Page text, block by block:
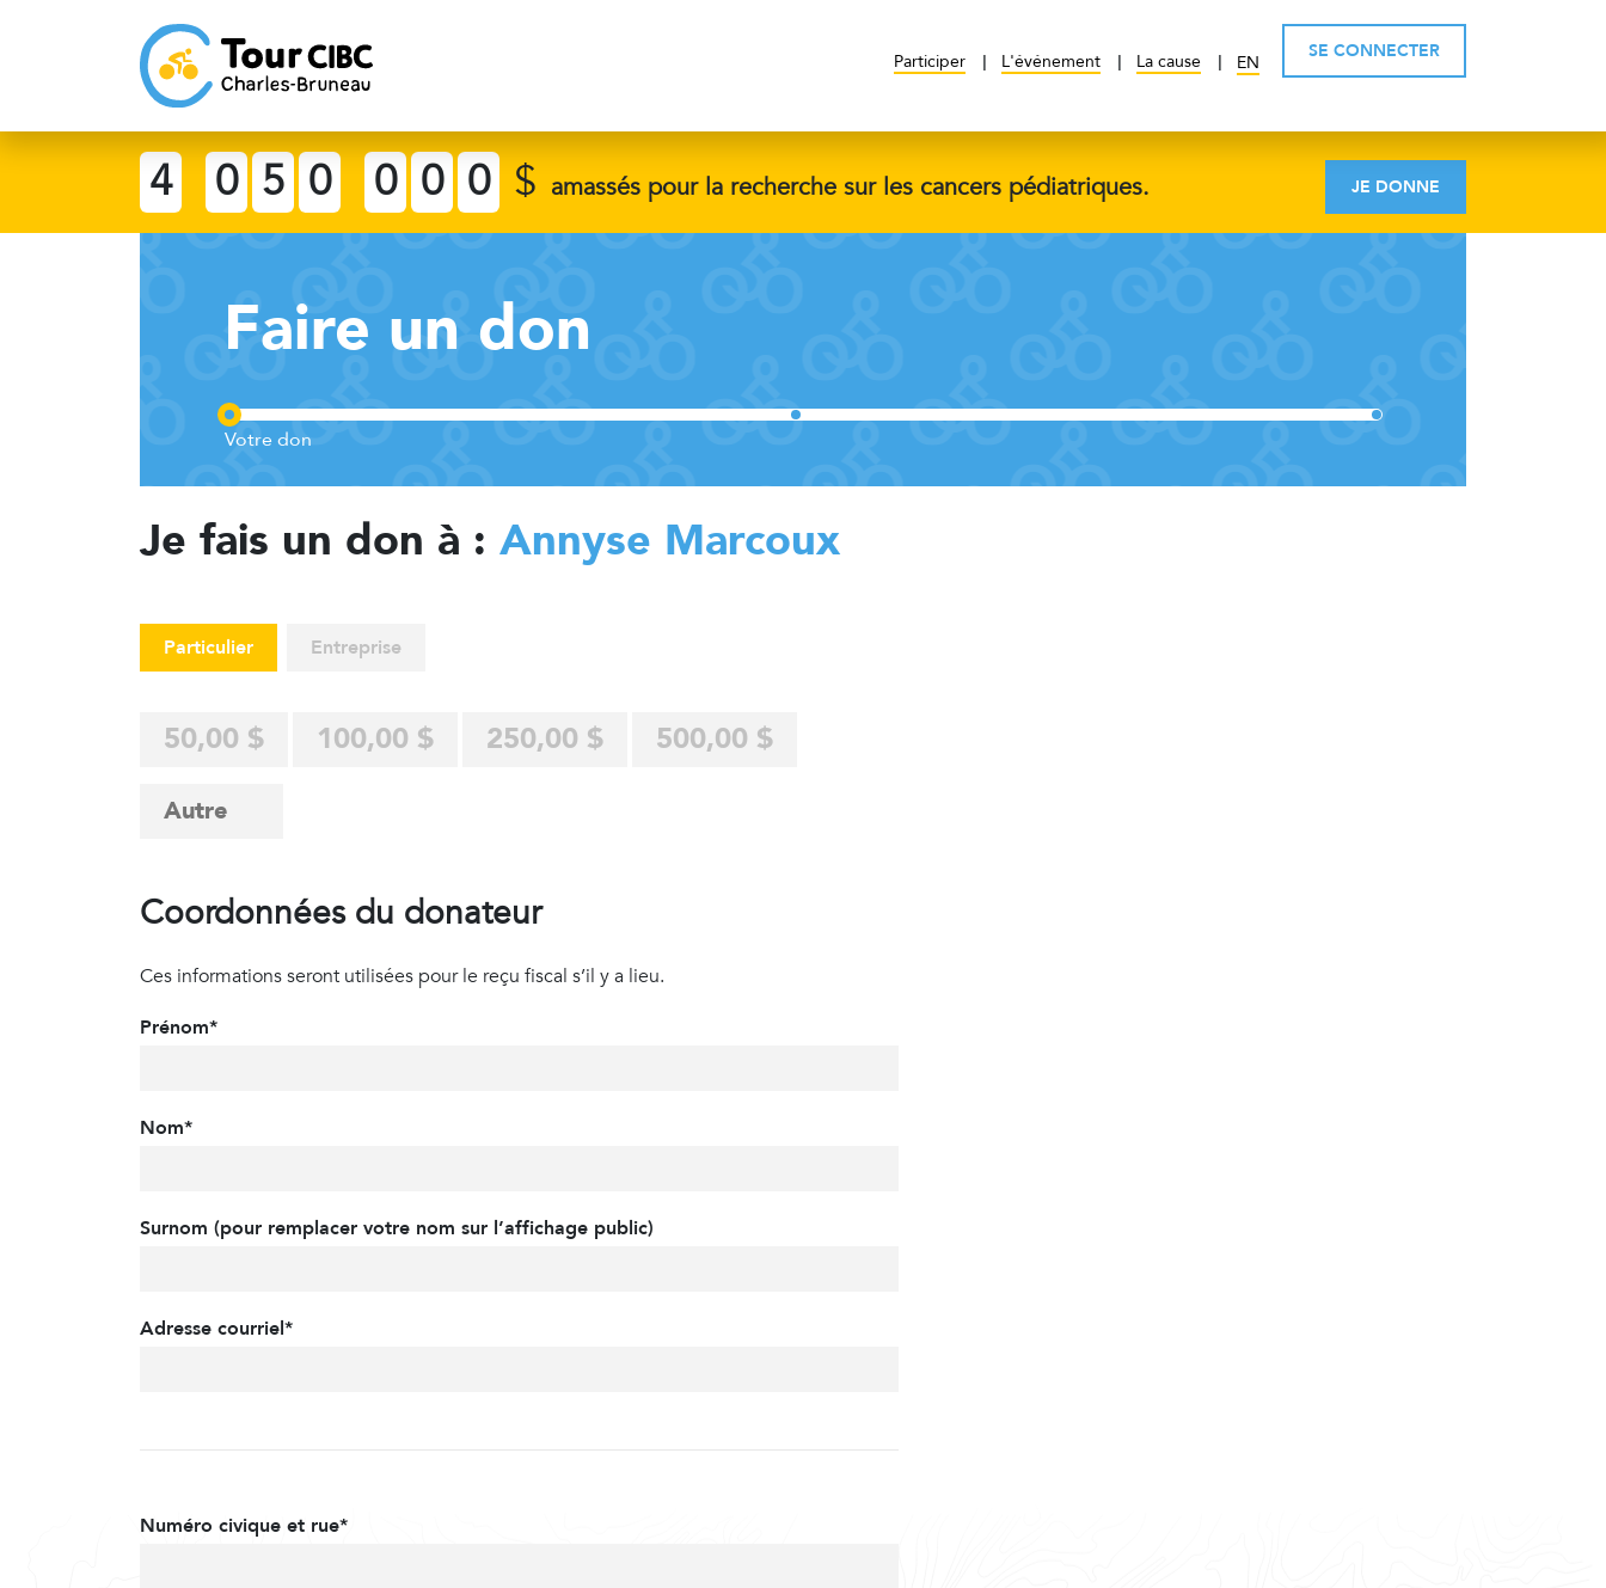
Participer L'événement La cause EN
SE CONNECTER
4 0 5 0 0 0 0 $ amassés pour la recherche sur les cancers pédiatriques. JE DONNE
Faire un don
Je fais un don à : Annyse Marcoux
Particulier Entreprise
50,00 $ 100,00 $ 250,00 $ 500,00 $
Coordonnées du donateur
Ces informations seront utilisées pour le reçu fiscal s’il y a lieu.
Prénom*
Nom*
Surnom (pour remplacer votre nom sur l’affichage public)
Adresse courriel*
Numéro civique et rue*